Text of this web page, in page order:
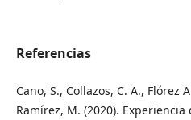
Referencias
Cano, S., Collazos, C. A., Flórez
Ramírez, M. (2020).